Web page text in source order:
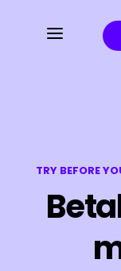
a
TRY BEFORE